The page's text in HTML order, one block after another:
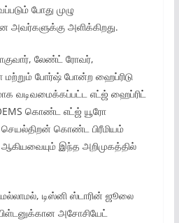
போது முழு
அளிக்கிறது.
லேண்ட் ரோவர்,
போர்ஷ் போன்ற ஹைப்ரிடு
வடிவமைக்கப்பட்ட எட்ஜ் ஹைப்ரிட்
கொண்ட எட்ஜ் யூரோ
செயல்திறன் கொண்ட பிரீமியம்
இந்த அறிமுகத்தில்
டிஸ்னி ஸ்டாரின் ஜூலை
அசோசியேட்